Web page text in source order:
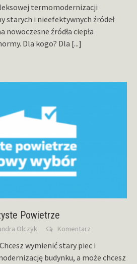
termomodernizacji
starych i nieefektywnych źródeł
nowoczesne źródła ciepła
Dla kogo? Dla [...]
Powietrze
Olczyk Komentarz
wymienić stary piec i
budynku, a może chcesz